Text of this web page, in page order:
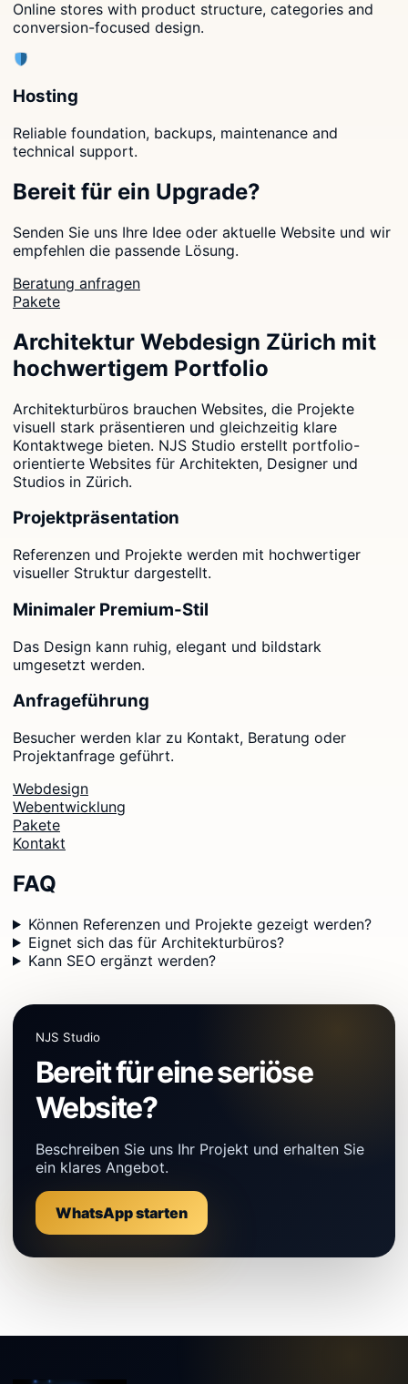
Online stores with product structure, categories and
conversion-focused design.
Hosting
Reliable foundation, backups, maintenance and
technical support.
Bereit für ein Upgrade?
Senden Sie uns Ihre Idee oder aktuelle Website und wir
empfehlen die passende Lösung.
Beratung anfragen
Pakete
Architektur Webdesign Zürich mit
hochwertigem Portfolio
Architekturbüros brauchen Websites, die Projekte
visuell stark präsentieren und gleichzeitig klare
Kontaktwege bieten. NJS Studio erstellt portfolio-
orientierte Websites für Architekten, Designer und
Studios in Zürich.
Projektpräsentation
Referenzen und Projekte werden mit hochwertiger
visueller Struktur dargestellt.
Minimaler Premium-Stil
Das Design kann ruhig, elegant und bildstark
umgesetzt werden.
Anfrageführung
Besucher werden klar zu Kontakt, Beratung oder
Projektanfrage geführt.
Webdesign
Webentwicklung
Pakete
Kontakt
FAQ
Können Referenzen und Projekte gezeigt werden?
Eignet sich das für Architekturbüros?
Kann SEO ergänzt werden?
NJS Studio
Bereit für eine seriöse
Website?
Beschreiben Sie uns Ihr Projekt und erhalten Sie
ein klares Angebot.
WhatsApp starten